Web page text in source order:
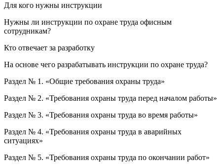
Для кого нужны инструкции
Нужны ли инструкции по охране труда офисным
сотрудникам?
Кто отвечает за разработку
На основе чего разрабатывать инструкции по охране труда?
Раздел № 1. «Общие требования охраны труда»
Раздел № 2. «Требования охраны труда перед началом работы»
Раздел № 3. «Требования охраны труда во время работы»
Раздел № 4. «Требования охраны труда в аварийных
ситуациях»
Раздел № 5. «Требования охраны труда по окончании работ»